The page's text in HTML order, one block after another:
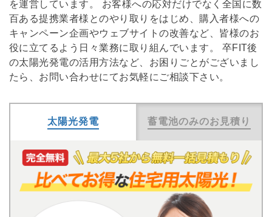
を運営しています。 お客様への応対だけでなく全国に数
百ある提携業者様とのやり取りをはじめ、購入者様への
キャンペーン企画やウェブサイトの改善など、皆様のお
役に立てるよう日々業務に取り組んでいます。 卒FIT後
の太陽光発電の活用方法など、お困りごとがございまし
たら、お問い合わせにてお気軽にご相談下さい。
太陽光発電 蓄電池のみのお見積り